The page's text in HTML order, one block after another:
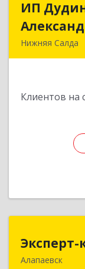
ИП
Нижняя Салда
Клиентов на
Эксперт-
Алапаевск